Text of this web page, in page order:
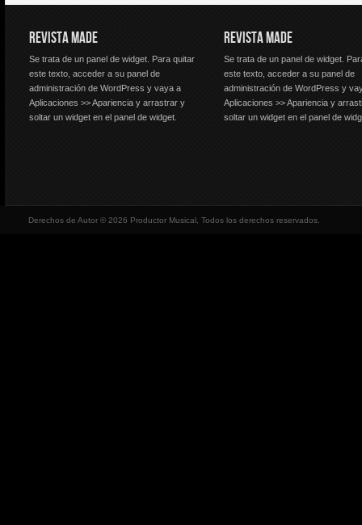
REVISTA MADE
Se trata de un panel de widget. Para quitar
este texto, acceder a su panel de
administración de WordPress y vaya a
Aplicaciones >> Apariencia y arrastrar y
soltar un widget en el panel de widget.
REVISTA MADE
Se trata de un panel de widget.
este texto, acceder a su panel de
administración de WordPress y
Aplicaciones >> Apariencia y
soltar un widget en el panel de
Derechos de Autor © 2026 Productor Musical, Todos los derechos reservados.